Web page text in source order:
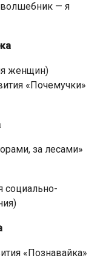
волшебник — я
женщин)
«Почемучки»
за лесами»
социально-
«Познавайка»